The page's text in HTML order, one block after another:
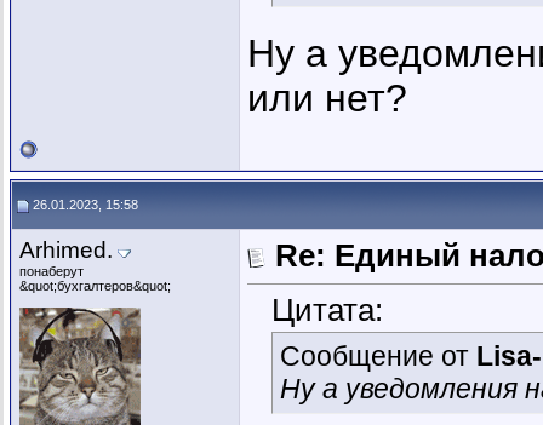
Ну а
или нет?
26.01.2023, 15:58
Arhimed.
понаберут
&quot;бухгалтеров&quot;
Re: Единый
Цитата:
Сообщение от
Ну а уведомления